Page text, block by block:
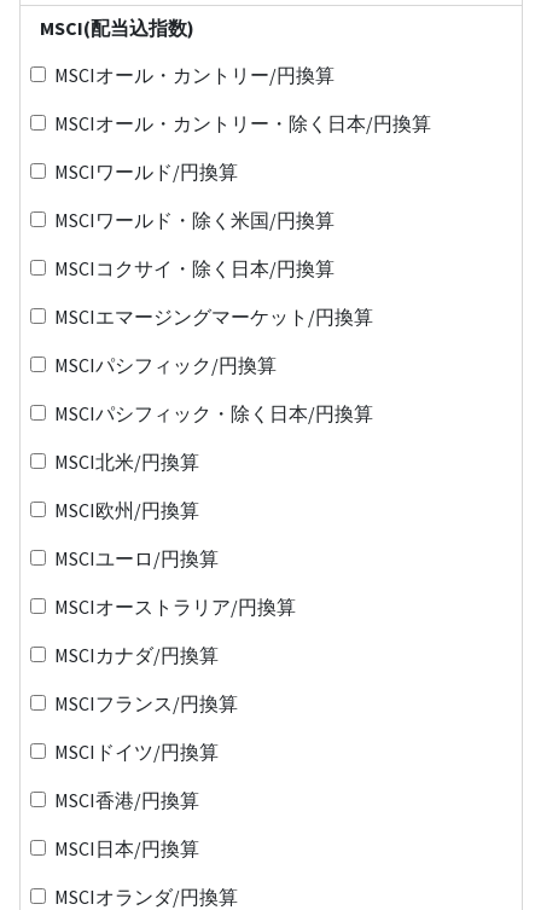
MSCI(配当込指数)
MSCIオール・カントリー/円換算
MSCIオール・カントリー・除く日本/円換算
MSCIワールド/円換算
MSCIワールド・除く米国/円換算
MSCIコクサイ・除く日本/円換算
MSCIエマージングマーケット/円換算
MSCIパシフィック/円換算
MSCIパシフィック・除く日本/円換算
MSCI北米/円換算
MSCI欧州/円換算
MSCIユーロ/円換算
MSCIオーストラリア/円換算
MSCIカナダ/円換算
MSCIフランス/円換算
MSCIドイツ/円換算
MSCI香港/円換算
MSCI日本/円換算
MSCIオランダ/円換算